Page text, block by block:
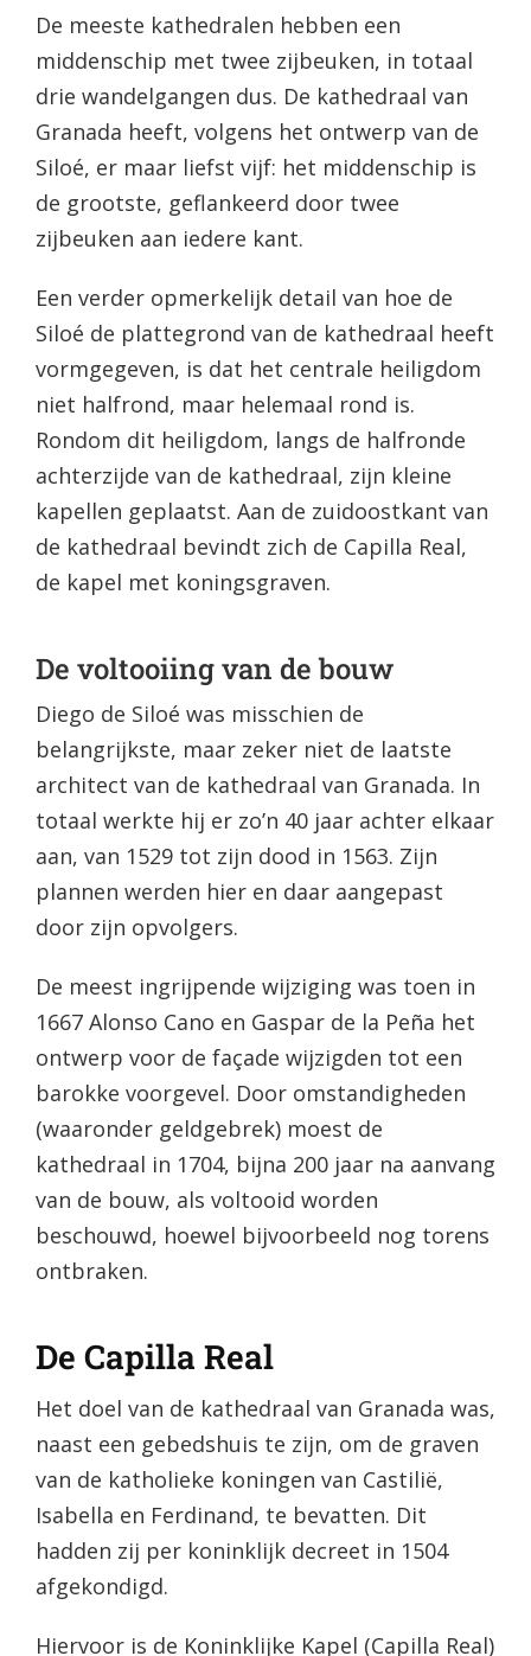
De meeste kathedralen hebben een
middenschip met twee zijbeuken, in totaal
drie wandelgangen dus. De kathedraal van
Granada heeft, volgens het ontwerp van de
Siloé, er maar liefst vijf: het middenschip is
de grootste, geflankeerd door twee
zijbeuken aan iedere kant.
Een verder opmerkelijk detail van hoe de
Siloé de plattegrond van de kathedraal heeft
vormgegeven, is dat het centrale heiligdom
niet halfrond, maar helemaal rond is.
Rondom dit heiligdom, langs de halfronde
achterzijde van de kathedraal, zijn kleine
kapellen geplaatst. Aan de zuidoostkant van
de kathedraal bevindt zich de Capilla Real,
de kapel met koningsgraven.
De voltooiing van de bouw
Diego de Siloé was misschien de
belangrijkste, maar zeker niet de laatste
architect van de kathedraal van Granada. In
totaal werkte hij er zo’n 40 jaar achter elkaar
aan, van 1529 tot zijn dood in 1563. Zijn
plannen werden hier en daar aangepast
door zijn opvolgers.
De meest ingrijpende wijziging was toen in
1667 Alonso Cano en Gaspar de la Peña het
ontwerp voor de façade wijzigden tot een
barokke voorgevel. Door omstandigheden
(waaronder geldgebrek) moest de
kathedraal in 1704, bijna 200 jaar na aanvang
van de bouw, als voltooid worden
beschouwd, hoewel bijvoorbeeld nog torens
ontbraken.
De Capilla Real
Het doel van de kathedraal van Granada was,
naast een gebedshuis te zijn, om de graven
van de katholieke koningen van Castilië,
Isabella en Ferdinand, te bevatten. Dit
hadden zij per koninklijk decreet in 1504
afgekondigd.
Hiervoor is de Koninklijke Kapel (Capilla Real)